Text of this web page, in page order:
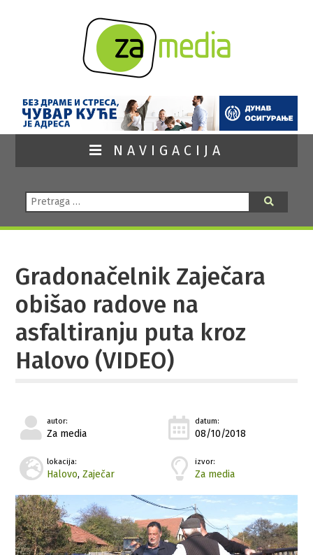
NAVIGACIJA
Pretraga:
Gradonačelnik Zaječara
obišao radove na
asfaltiranju puta kroz
Halovo (VIDEO)
autor:
Za media
datum:
08/10/2018
lokacija:
Halovo,Zaječar
izvor:
Za media